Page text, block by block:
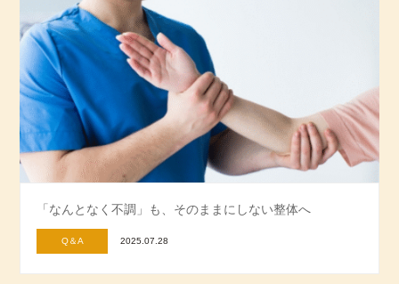
「なんとなく不調」も、そのままにしない整体へ
Q＆A 2025.07.28